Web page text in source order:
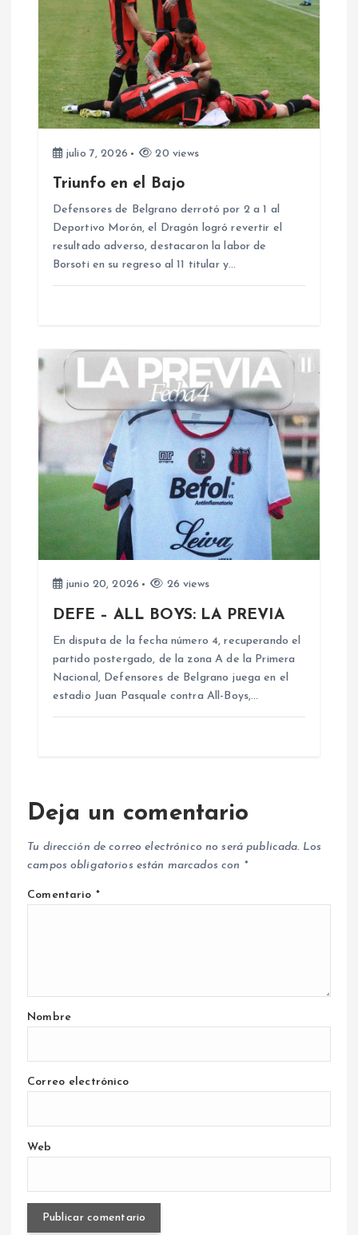
ó
n
d
a
d
a
s
julio 7, 2026 20 views
Triunfo en el Bajo
Defensores de Belgrano derrotó por 2 a 1 al
Deportivo Morón, el Dragón logró revertir el
resultado adverso, destacaron la labor de
Borsoti en su regreso al 11 titular y…
junio 20, 2026 26 views
DEFE – ALL BOYS: LA PREVIA
En disputa de la fecha número 4, recuperando el
partido postergado, de la zona A de la Primera
Nacional, Defensores de Belgrano juega en el
estadio Juan Pasquale contra All-Boys,…
Deja un comentario
Tu dirección de correo electrónico no será publicada. Los
campos obligatorios están marcados con *
Comentario *
Nombre
Correo electrónico
Web